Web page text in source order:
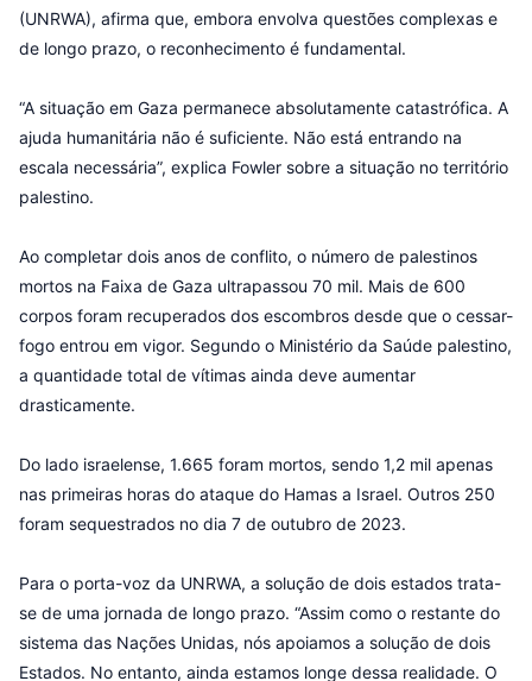
(UNRWA), afirma que, embora envolva questões complexas e
de longo prazo, o reconhecimento é fundamental.
“A situação em Gaza permanece absolutamente catastrófica. A
ajuda humanitária não é suficiente. Não está entrando na
escala necessária”, explica Fowler sobre a situação no território
palestino.
Ao completar dois anos de conflito, o número de palestinos
mortos na Faixa de Gaza ultrapassou 70 mil. Mais de 600
corpos foram recuperados dos escombros desde que o cessar-
fogo entrou em vigor. Segundo o Ministério da Saúde palestino,
a quantidade total de vítimas ainda deve aumentar
drasticamente.
Do lado israelense, 1.665 foram mortos, sendo 1,2 mil apenas
nas primeiras horas do ataque do Hamas a Israel. Outros 250
foram sequestrados no dia 7 de outubro de 2023.
Para o porta-voz da UNRWA, a solução de dois estados trata-
se de uma jornada de longo prazo. “Assim como o restante do
sistema das Nações Unidas, nós apoiamos a solução de dois
Estados. No entanto, ainda estamos longe dessa realidade. O